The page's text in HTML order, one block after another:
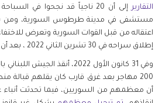
التقارير
إلى أن 20 ناجياً قد نجحوا في
مستشفى في مدينة طرطوس السورية، ومن
اعتقاله من قبل القوات السورية وتعرض
إطلاق سراحه في 30 تشرين الثاني 2022 ، بعد أن سلّم إلى السلطات اللبنانية.
وفي 31 كانون الأول 2022، أنقذ
200 مهاجر بعد غرق قارب كان يقلهم قبالة
أن معظمهم من السوريين، فيما تحدثت أنباء